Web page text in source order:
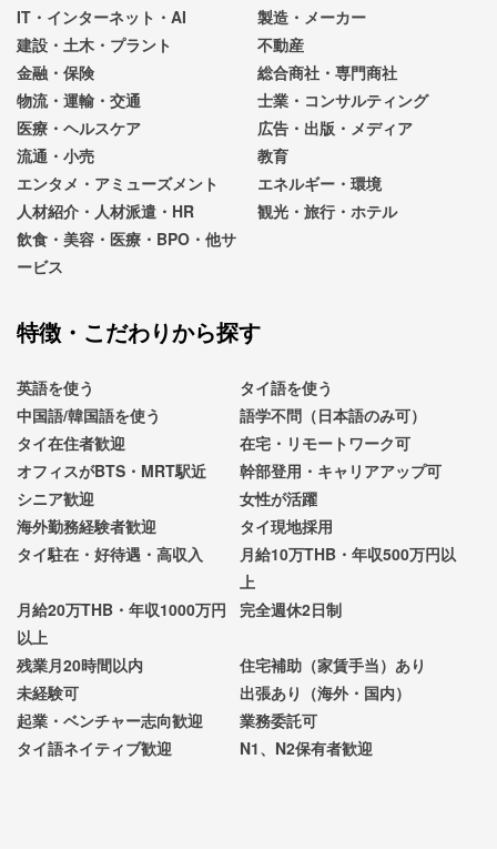
IT・インターネット・AI
製造・メーカー
建設・土木・プラント
不動産
金融・保険
総合商社・専門商社
物流・運輸・交通
士業・コンサルティング
医療・ヘルスケア
広告・出版・メディア
流通・小売
教育
エンタメ・アミューズメント
エネルギー・環境
人材紹介・人材派遣・HR
観光・旅行・ホテル
飲食・美容・医療・BPO・他サ
ービス
特徴・こだわりから探す
英語を使う
タイ語を使う
中国語/韓国語を使う
語学不問（日本語のみ可）
タイ在住者歓迎
在宅・リモートワーク可
オフィスがBTS・MRT駅近
幹部登用・キャリアアップ可
シニア歓迎
女性が活躍
海外勤務経験者歓迎
タイ現地採用
タイ駐在・好待遇・高収入
月給10万THB・年収500万円以
上
月給20万THB・年収1000万円
以上
完全週休2日制
残業月20時間以内
住宅補助（家賃手当）あり
未経験可
出張あり（海外・国内）
起業・ベンチャー志向歓迎
業務委託可
タイ語ネイティブ歓迎
N1、N2保有者歓迎